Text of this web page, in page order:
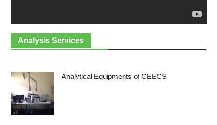
Analysis Services
Analytical Equipments of CEECS